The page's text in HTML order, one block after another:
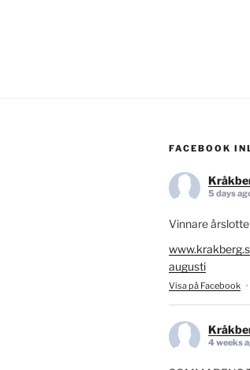
FACEBOOK
5 days
Vinnare
augusti
Visa på Facebook ·
4 weeks